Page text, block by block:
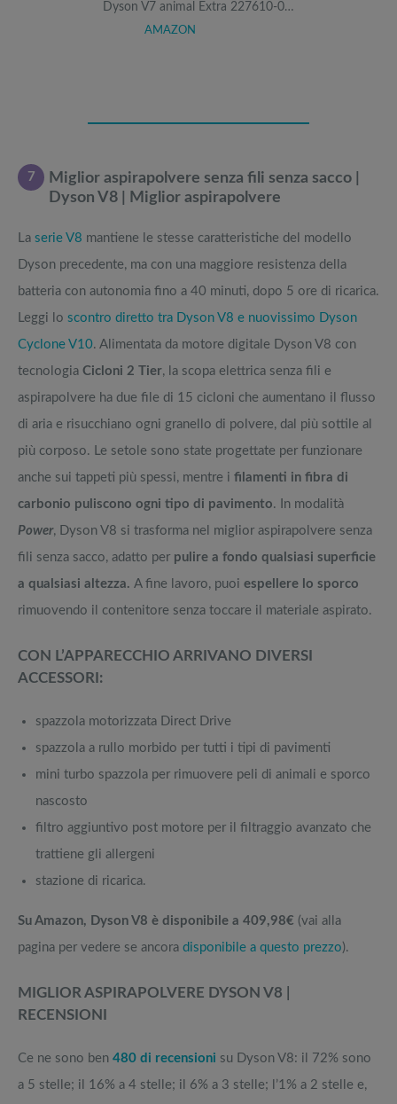
Dyson V7 animal Extra 227610-0…
AMAZON
7
Miglior aspirapolvere senza fili senza sacco |
Dyson V8 | Miglior aspirapolvere
La serie V8 mantiene le stesse caratteristiche del modello
Dyson precedente, ma con una maggiore resistenza della
batteria con autonomia fino a 40 minuti, dopo 5 ore di ricarica.
Leggi lo scontro diretto tra Dyson V8 e nuovissimo Dyson
Cyclone V10. Alimentata da motore digitale Dyson V8 con
tecnologia Cicloni 2 Tier, la scopa elettrica senza fili e
aspirapolvere ha due file di 15 cicloni che aumentano il flusso
di aria e risucchiano ogni granello di polvere, dal più sottile al
più corposo. Le setole sono state progettate per funzionare
anche sui tappeti più spessi, mentre i filamenti in fibra di
carbonio puliscono ogni tipo di pavimento. In modalità
Power, Dyson V8 si trasforma nel miglior aspirapolvere senza
fili senza sacco, adatto per pulire a fondo qualsiasi superficie
a qualsiasi altezza. A fine lavoro, puoi espellere lo sporco
rimuovendo il contenitore senza toccare il materiale aspirato.
CON L’APPARECCHIO ARRIVANO DIVERSI
ACCESSORI:
spazzola motorizzata Direct Drive
spazzola a rullo morbido per tutti i tipi di pavimenti
mini turbo spazzola per rimuovere peli di animali e sporco
nascosto
filtro aggiuntivo post motore per il filtraggio avanzato che
trattiene gli allergeni
stazione di ricarica.
Su Amazon, Dyson V8 è disponibile a 409,98€ (vai alla
pagina per vedere se ancora disponibile a questo prezzo).
MIGLIOR ASPIRAPOLVERE DYSON V8 |
RECENSIONI
Ce ne sono ben 480 di recensioni su Dyson V8: il 72% sono
a 5 stelle; il 16% a 4 stelle; il 6% a 3 stelle; l’1% a 2 stelle e,